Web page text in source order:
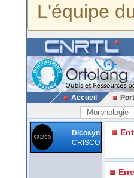
L'équipe
Accueil
Morphologie
Dicosyn
CRISCO